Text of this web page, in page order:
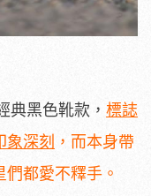
典黑色靴款， 標誌
象深刻 ，而本身帶
都愛不釋手。